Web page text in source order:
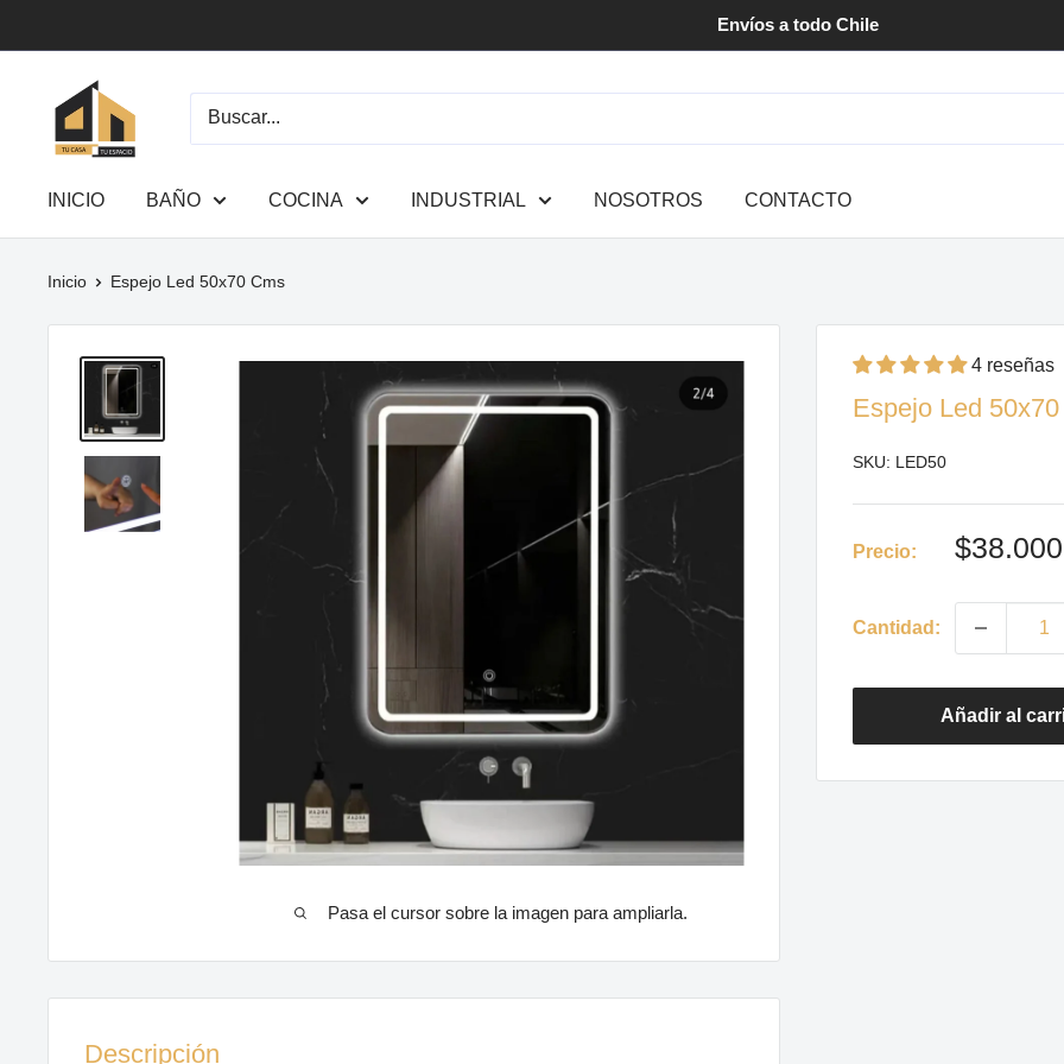
directamente
contenido
Envíos a todo Chile
Casa
Tu
Espacio
INICIO BAÑO COCINA INDUSTRIAL NOSOTROS CONTACTO
Inicio Espejo Led 50x70 Cms
Pasa el cursor sobre la imagen para ampliarla.
4 reseñas
Espejo Led
SKU: LED50
Precio:
Precio
venta
$38.000
Cantidad:
Añadir al
Descripción